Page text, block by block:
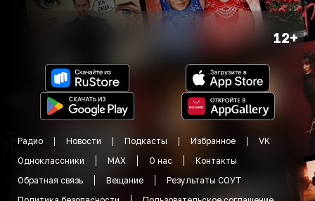
12+
Радио Новости Подкасты Избранное
VK
Одноклассники
MAX О нас
Контакты
Обратная связь
Вещание
Результаты СОУТ